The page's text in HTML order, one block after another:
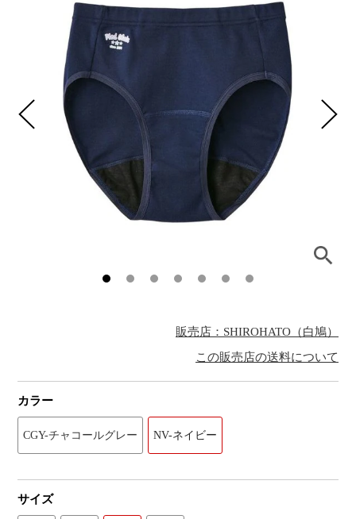
販売店：SHIROHATO（白鳩）
この販売店の送料について
カラー
CGY-チャコールグレー NV-ネイビー
サイズ